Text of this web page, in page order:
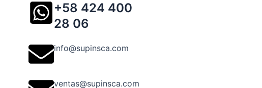
+58 424 400
28 06
info@supinsca.com
ventas@supinsca.com